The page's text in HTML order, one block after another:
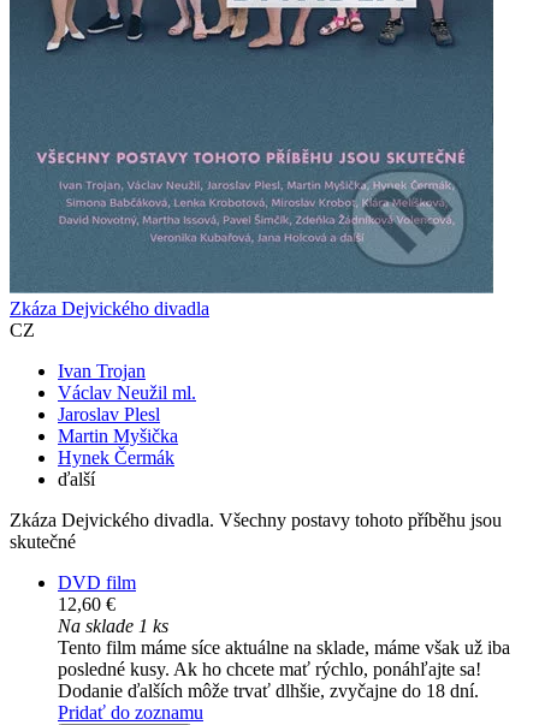
Zkáza Dejvického divadla
CZ
Ivan Trojan
Václav Neužil ml.
Jaroslav Plesl
Martin Myšička
Hynek Čermák
ďalší
Zkáza Dejvického divadla. Všechny postavy tohoto příběhu jsou
skutečné
DVD film
12,60 €
Na sklade 1 ks
Tento film máme síce aktuálne na sklade, máme však už iba
posledné kusy. Ak ho chcete mať rýchlo, ponáhľajte sa!
Dodanie ďalších môže trvať dlhšie, zvyčajne do 18 dní.
Pridať do zoznamu